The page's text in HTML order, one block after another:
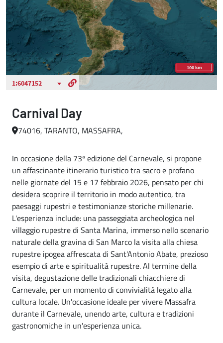
Carnival Day
74016, TARANTO, MASSAFRA,
In occasione della 73ª edizione del Carnevale, si propone
un affascinante itinerario turistico tra sacro e profano
nelle giornate del 15 e 17 febbraio 2026, pensato per chi
desidera scoprire il territorio in modo autentico, tra
paesaggi rupestri e testimonianze storiche millenarie.
L'esperienza include: una passeggiata archeologica nel
villaggio rupestre di Santa Marina, immerso nello scenario
naturale della gravina di San Marco la visita alla chiesa
rupestre ipogea affrescata di Sant'Antonio Abate, prezioso
esempio di arte e spiritualità rupestre. Al termine della
visita, degustazione delle tradizionali chiacchiere di
Carnevale, per un momento di convivialità legato alla
cultura locale. Un'occasione ideale per vivere Massafra
durante il Carnevale, unendo arte, cultura e tradizioni
gastronomiche in un'esperienza unica.